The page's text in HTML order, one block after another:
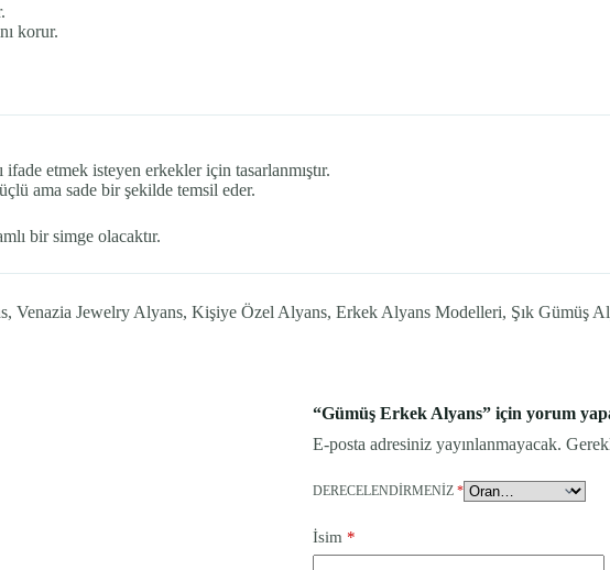
korur.
etmek isteyen erkekler için tasarlanmıştır.
ama sade bir şekilde temsil eder.
bir simge olacaktır.
Venazia Jewelry Alyans, Kişiye Özel Alyans, Erkek Alyans Modelleri, Şık Gümüş
“Gümüş Erkek Alyans” için yorum
E-posta adresiniz yayınlanmayacak.
DERECELENDIRMENIZ *
İsim *